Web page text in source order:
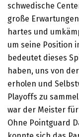
schwedische
große
hartes und
um seine Position
bedeutet dieses
haben, uns von
erholen und
Playoffs zu
war der Meister
Ohne Pointguard